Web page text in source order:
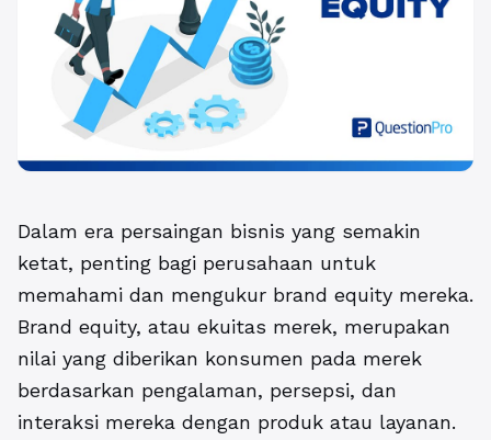
Dalam era persaingan bisnis yang semakin
ketat, penting bagi perusahaan untuk
memahami dan mengukur brand equity mereka.
Brand equity, atau ekuitas merek, merupakan
nilai yang diberikan konsumen pada merek
berdasarkan pengalaman, persepsi, dan
interaksi mereka dengan produk atau layanan.